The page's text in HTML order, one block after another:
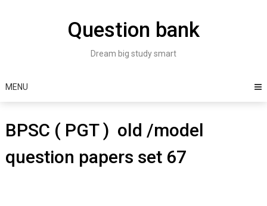
Question bank
Dream big study smart
MENU
BPSC ( PGT ) old /model
question papers set 67